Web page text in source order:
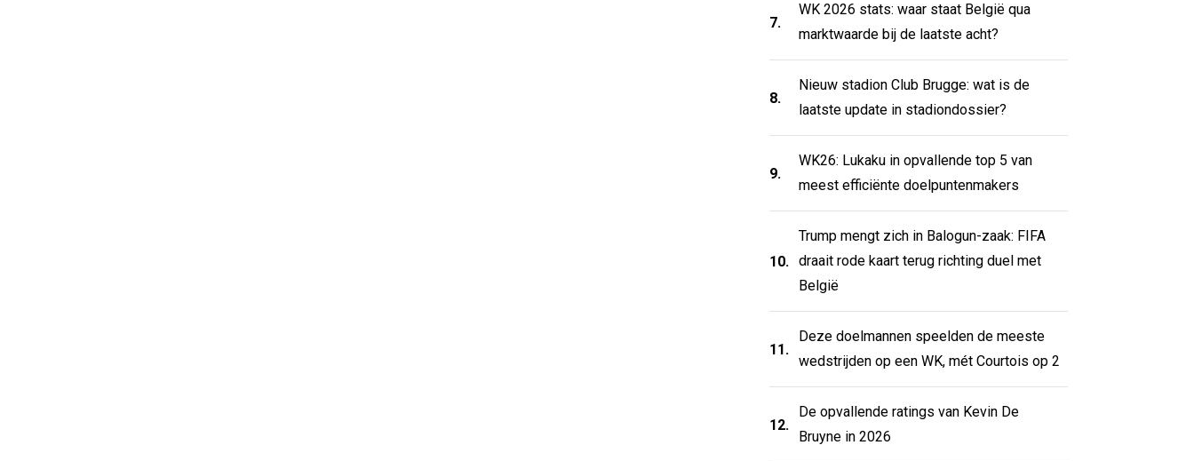
7.
WK 2026 stats: waar staat België qua
marktwaarde bij de laatste acht?
8.
Nieuw stadion Club Brugge: wat is de
laatste update in stadiondossier?
9.
WK26: Lukaku in opvallende top 5 van
meest efficiënte doelpuntenmakers
10.
Trump mengt zich in Balogun-zaak: FIFA
draait rode kaart terug richting duel met
België
11.
Deze doelmannen speelden de meeste
wedstrijden op een WK, mét Courtois op 2
12.
De opvallende ratings van Kevin De
Bruyne in 2026